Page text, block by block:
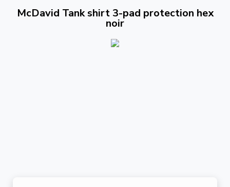
McDavid Tank shirt 3-pad protection hex
noir